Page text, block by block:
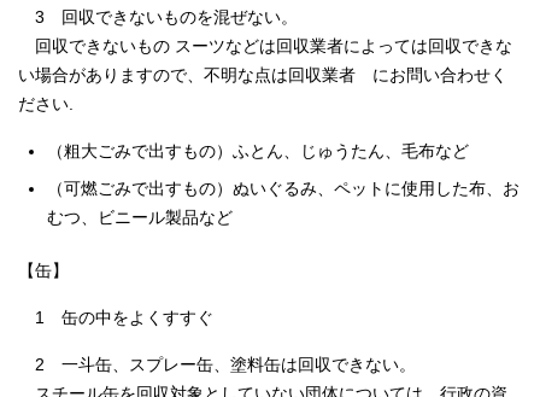
3 回収できないものを混ぜない。
回収できないもの スーツなどは回収業者によっては回収できな
い場合がありますので、不明な点は回収業者 にお問い合わせく
ださい.
（粗大ごみで出すもの）ふとん、じゅうたん、毛布など
（可燃ごみで出すもの）ぬいぐるみ、ペットに使用した布、お
むつ、ビニール製品など
【缶】
1 缶の中をよくすすぐ
2 一斗缶、スプレー缶、塗料缶は回収できない。